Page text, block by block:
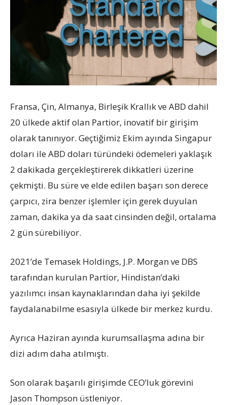
Fransa, Çin, Almanya, Birleşik Krallık ve ABD dahil
20 ülkede aktif olan Partior, inovatif bir girişim
olarak tanınıyor. Geçtiğimiz Ekim ayında Singapur
doları ile ABD doları türündeki ödemeleri yaklaşık
2 dakikada gerçekleştirerek dikkatleri üzerine
çekmişti. Bu süre ve elde edilen başarı son derece
çarpıcı, zira benzer işlemler için gerek duyulan
zaman, dakika ya da saat cinsinden değil, ortalama
2 gün sürebiliyor.
2021’de Temasek Holdings, J.P. Morgan ve DBS
tarafından kurulan Partior, Hindistan’daki
yazılımcı insan kaynaklarından daha iyi şekilde
faydalanabilme esasıyla ülkede bir merkez kurdu.
Ayrıca Haziran ayında kurumsallaşma adına bir
dizi adım daha atılmıştı.
Son olarak başarılı girişimde CEO’luk görevini
Jason Thompson üstleniyor.